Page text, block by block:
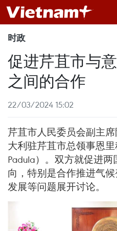
时政
促进芹苴市与
之间的合作
22/03/2024 15:02
芹苴市人民委员会副主
大利驻芹苴市总领事恩里
Padula）。双方就促进
向，特别是合作推进气
发展等问题展开讨论。